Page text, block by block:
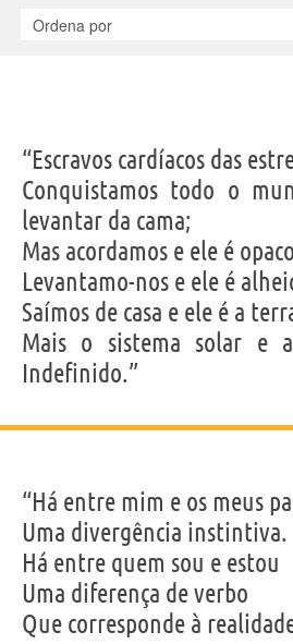
IDENTIKIT E DADOS PESSOAIS
Fernando António
Sobrenome Nogueira de Seabra Pessoa
Apelido Álvaro de Campos
Frases, citações e aforismos de
20 EM
“Pensar faz mal às emoções.”
Personagens relacionados por
Nenhum personagem.
“Escravos cardíacos das
Conquistamos todo o
levantar da cama;
Mas acordamos e ele é
Levantamo-nos e ele é
Saímos de casa e ele é a
Mais o sistema solar e
Indefinido.”
“Há entre mim e os meus
Uma divergência instintiva.
Há entre quem sou e estou
Uma diferença de verbo
Que corresponde à